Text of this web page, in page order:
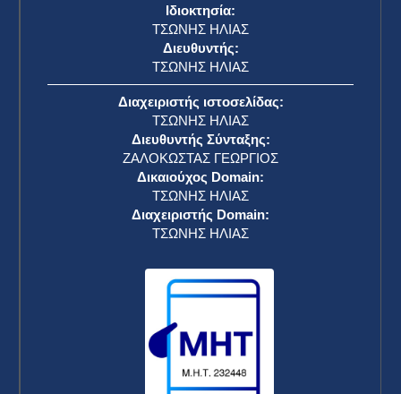
Ιδιοκτησία:
ΤΣΩΝΗΣ ΗΛΙΑΣ
Διευθυντής:
ΤΣΩΝΗΣ ΗΛΙΑΣ
Διαχειριστής ιστοσελίδας:
ΤΣΩΝΗΣ ΗΛΙΑΣ
Διευθυντής Σύνταξης:
ΖΑΛΟΚΩΣΤΑΣ ΓΕΩΡΓΙΟΣ
Δικαιούχος Domain:
ΤΣΩΝΗΣ ΗΛΙΑΣ
Διαχειριστής Domain:
ΤΣΩΝΗΣ ΗΛΙΑΣ